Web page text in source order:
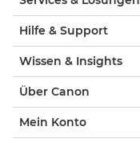
Hilfe & Support
Wissen & Insights
Über Canon
Mein Konto